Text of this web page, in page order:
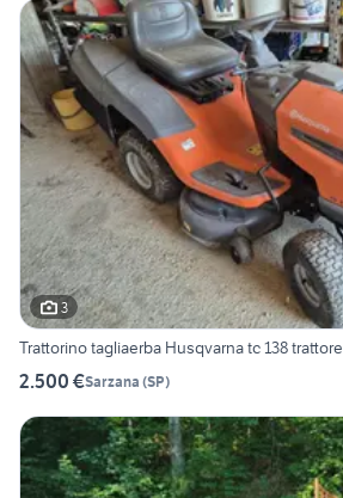
3
Trattorino tagliaerba Husqvarna tc 138 trattore
2.500 €Sarzana (SP)